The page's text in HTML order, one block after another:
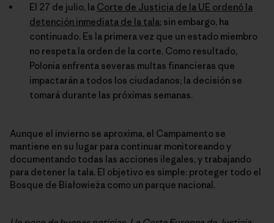
El 27 de julio, la Corte de Justicia de la UE ordenó la
detención inmediata de la tala; sin embargo, ha
continuado. Es la primera vez que un estado miembro
no respeta la orden de la corte. Como resultado,
Polonia enfrenta severas multas financieras que
impactarán a todos los ciudadanos; la decisión se
tomará durante las próximas semanas.
Aunque el invierno se aproxima, el Campamento se
mantiene en su lugar para continuar monitoreando y
documentando todas las acciones ilegales, y trabajando
para detener la tala. El objetivo es simple: proteger todo el
Bosque de Białowieża como un parque nacional.